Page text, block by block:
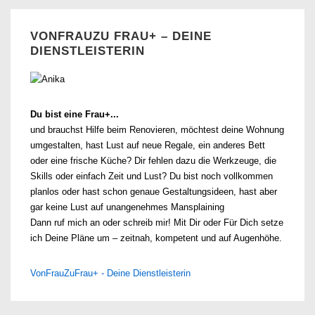
VONFRAUZU FRAU+ – DEINE
DIENSTLEISTERIN
Du bist eine Frau+...
und brauchst Hilfe beim Renovieren, möchtest deine Wohnung
umgestalten, hast Lust auf neue Regale, ein anderes Bett
oder eine frische Küche? Dir fehlen dazu die Werkzeuge, die
Skills oder einfach Zeit und Lust? Du bist noch vollkommen
planlos oder hast schon genaue Gestaltungsideen, hast aber
gar keine Lust auf unangenehmes Mansplaining
Dann ruf mich an oder schreib mir! Mit Dir oder Für Dich setze
ich Deine Pläne um – zeitnah, kompetent und auf Augenhöhe.
VonFrauZuFrau+ - Deine Dienstleisterin